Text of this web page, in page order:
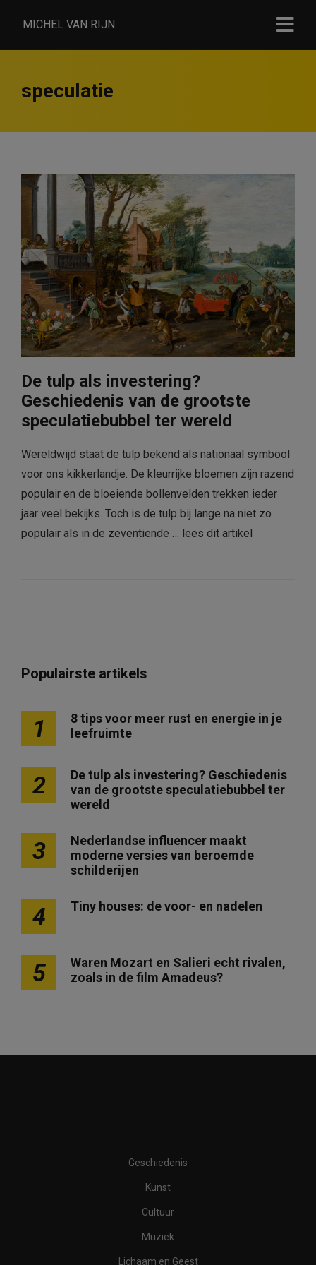
MICHEL VAN RIJN
speculatie
De tulp als investering?
Geschiedenis van de grootste
speculatiebubbel ter wereld
Wereldwijd staat de tulp bekend als nationaal symbool
voor ons kikkerlandje. De kleurrijke bloemen zijn razend
populair en de bloeiende bollenvelden trekken ieder
jaar veel bekijks. Toch is de tulp bij lange na niet zo
populair als in de zeventiende … lees dit artikel
Populairste artikels
1
8 tips voor meer rust en energie in je
leefruimte
2
De tulp als investering? Geschiedenis
van de grootste speculatiebubbel ter
wereld
3
Nederlandse influencer maakt
moderne versies van beroemde
schilderijen
4 Tiny houses: de voor- en nadelen
5
Waren Mozart en Salieri echt rivalen,
zoals in de film Amadeus?
Geschiedenis
Kunst
Cultuur
Muziek
Lichaam en Geest